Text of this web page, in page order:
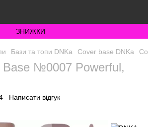
ЗНИЖКИ
Бази та топи DNKa Cover base DNKa
Base №0007 Powerful,
Написати відгук